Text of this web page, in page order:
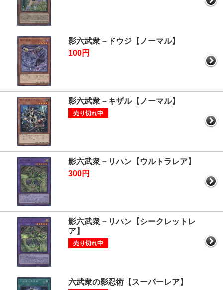
影六武衆－ドウジ【ノーマル】
100円
影六武衆－キザル【ノーマル】
売り切れ中
影六武衆－リハン【ウルトラレア】
300円
影六武衆－リハン【シークレットレ
ア】
売り切れ中
六武衆の影忍術【スーパーレア】